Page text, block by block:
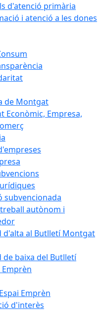
d'atenció primària
i atenció a les dones
de Montgat
Econòmic, Empresa,
subvencionada
autònom i
d'alta al Butlletí Montgat
de baixa del Butlletí
Emprèn
d'interès